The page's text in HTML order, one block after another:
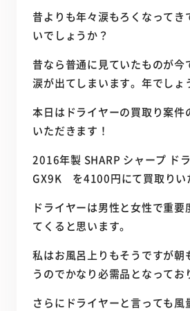
昔よりも年々涙もろくなってき
いでしょうか？
昔なら普通に見ていたものが今
涙が出てしまいます。年でし
本日はドライヤーの買取り案件
いただきます！
2016年製 SHARP シャープ ド
GX9K を4100円にて買取りい
ドライヤーは男性と女性で重要
てくると思います。
私はお風呂上りもそうですが朝
うのでかなり必需品となってお
さらにドライヤーと言っても風